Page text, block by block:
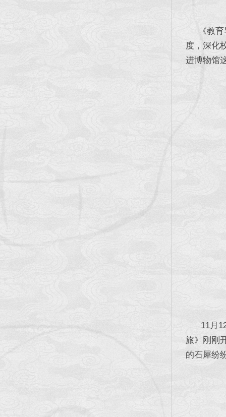
《教育
度，深化
进博物馆
11月12
旅》刚刚
的石犀纷